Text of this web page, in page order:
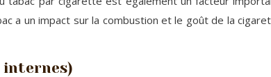
a un impact sur la combustion et le goût de la
internes)